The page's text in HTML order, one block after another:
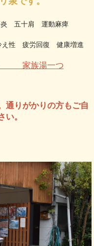
五十肩 運動麻痺
性 疲労回復 健康増進
族湯一つ
りがかりの方もご自
い。